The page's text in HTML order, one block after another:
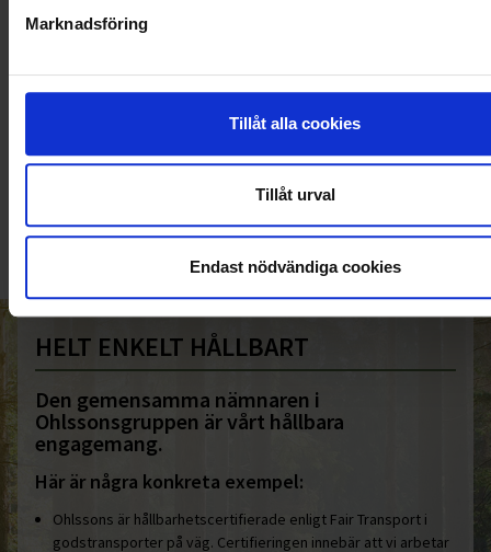
Marknadsföring
Tillåt alla cookies
Tillåt urval
Endast nödvändiga cookies
HELT ENKELT HÅLLBART
Den gemensamma nämnaren i
Ohlssonsgruppen är vårt hållbara
engagemang.
Här är några konkreta exempel:
Ohlssons är hållbarhetscertifierade enligt Fair Transport i
godstransporter på väg. Certifieringen innebär att vi arbetar